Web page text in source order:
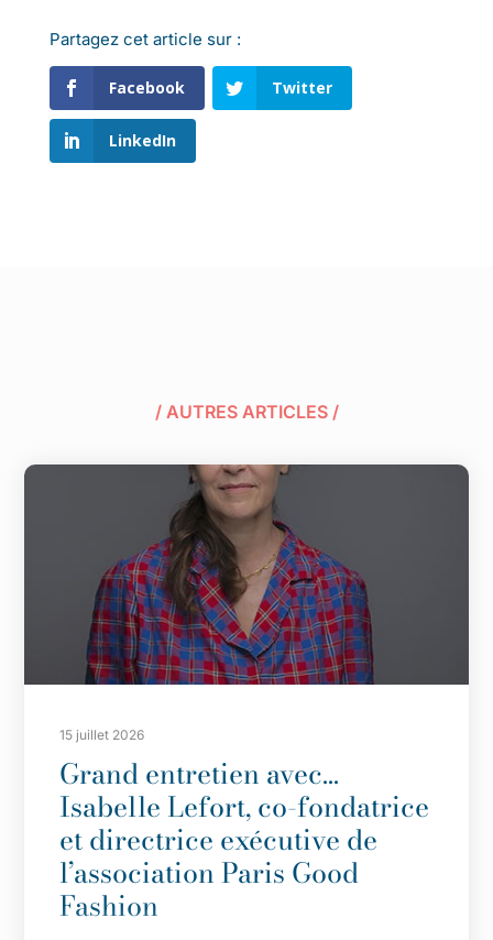
Partagez cet article sur :
Facebook Twitter
LinkedIn
/ AUTRES ARTICLES /
15 juillet 2026
Grand entretien avec…
Isabelle Lefort, co-fondatrice
et directrice exécutive de
l’association Paris Good
Fashion